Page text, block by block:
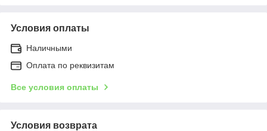
Условия оплаты
Наличными
Оплата по реквизитам
Все условия оплаты
Условия возврата